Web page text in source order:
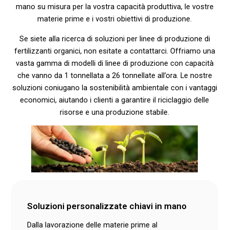
mano su misura per la vostra capacità produttiva, le vostre
materie prime e i vostri obiettivi di produzione.
Se siete alla ricerca di soluzioni per linee di produzione di
fertilizzanti organici, non esitate a contattarci. Offriamo una
vasta gamma di modelli di linee di produzione con capacità
che vanno da 1 tonnellata a 26 tonnellate all’ora. Le nostre
soluzioni coniugano la sostenibilità ambientale con i vantaggi
economici, aiutando i clienti a garantire il riciclaggio delle
risorse e una produzione stabile.
Soluzioni personalizzate chiavi in mano
Dalla lavorazione delle materie prime al